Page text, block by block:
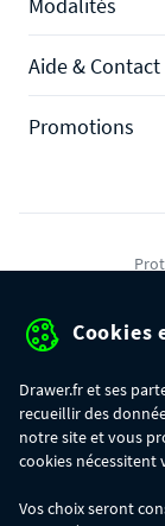
Aide & Contact
Promotions
commande :
Cookies
Drawer.fr et ses
recueillir des
notre site et vous
cookies
Vos choix seront